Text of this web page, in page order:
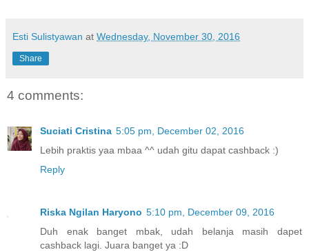
Esti Sulistyawan at Wednesday, November 30, 2016
Share
4 comments:
Suciati Cristina 5:05 pm, December 02, 2016
Lebih praktis yaa mbaa ^^ udah gitu dapat cashback :)
Reply
Riska Ngilan Haryono 5:10 pm, December 09, 2016
Duh enak banget mbak, udah belanja masih dapet
cashback lagi. Juara banget ya :D